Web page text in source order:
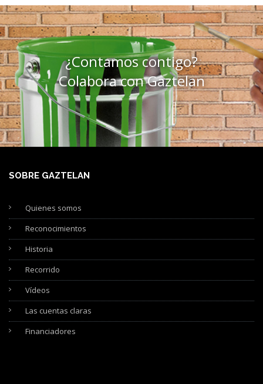
¿Contamos contigo?
Colabora con Gaztelan
SOBRE GAZTELAN
Quienes somos
Reconocimientos
Historia
Recorrido
Vídeos
Las cuentas claras
Financiadores